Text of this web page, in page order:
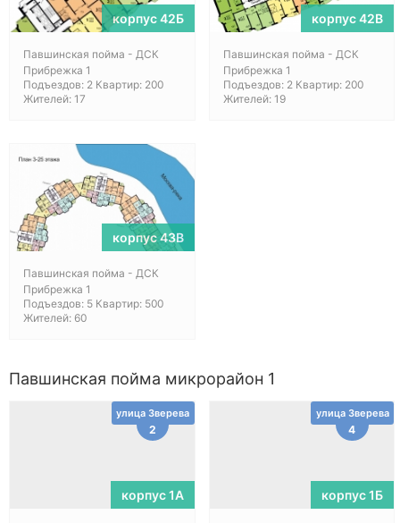
корпус 42Б
Павшинская пойма - ДСК
Прибрежка 1
Подъездов: 2 Квартир: 200
Жителей: 17
корпус 42В
Павшинская пойма - ДСК
Прибрежка 1
Подъездов: 2 Квартир: 200
Жителей: 19
корпус 43В
Павшинская пойма - ДСК
Прибрежка 1
Подъездов: 5 Квартир: 500
Жителей: 60
Павшинская пойма микрорайон 1
улица Зверева
2
корпус 1А
улица Зверева
4
корпус 1Б